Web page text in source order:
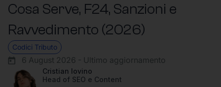
Cosa Serve, F24, Sanzioni e
Ravvedimento (2026)
Codici Tributo
6 August 2026 - Ultimo aggiornamento
Cristian Iovino
Head of SEO e Content